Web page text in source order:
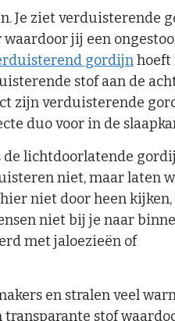
Je ziet verduisterende
jij een
gordijnhoeft
stof aan de
zijn verduisterende
duo voor in de
de lichtdoorlatende
niet, maar laten
niet door heen
niet bij je naar
met jaloezieën of
en stralen veel
stof